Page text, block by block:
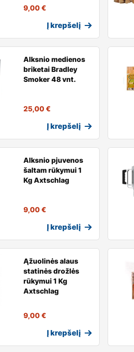
9,00€
Į krepšelį
Alksnio medienos
briketai Bradley
Smoker 48 vnt.
25,00€
Į krepšelį
Alksnio pjuvenos
šaltam rūkymui 1
Kg Axtschlag
9,00€
Į krepšelį
Ąžuolinės alaus
statinės drožlės
rūkymui 1 Kg
Axtschlag
9,00€
Į krepšelį